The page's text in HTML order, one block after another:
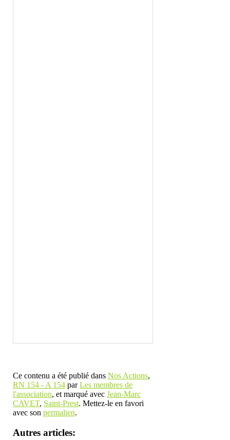
Ce contenu a été publié dansNos Actions,
RN 154 - A 154 parLes membres de
l'association, et marqué avecJean-Marc
CAVET, Saint-Prest. Mettez-le en favori
avec sonpermalien.
Autres articles: